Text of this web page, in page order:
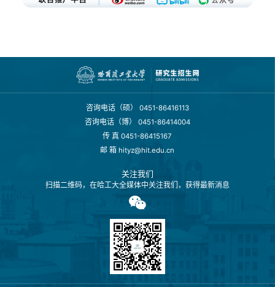
咨询电话（硕） 0451-86416113
咨询电话（博） 0451-86414004
传 真 0451-86415167
邮 箱 hityz@hit.edu.cn
关注我们
扫描二维码，在哈工大全媒体中关注我们，获得最新消息